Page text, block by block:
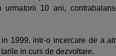
10 ani,
in 1999, intr-o incercare de a
in curs de dezvoltare.